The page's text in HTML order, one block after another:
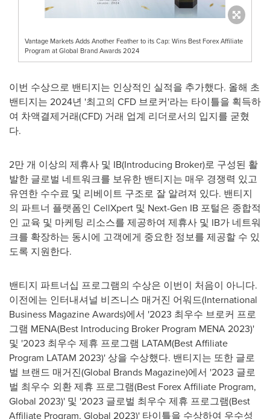
Vantage Markets Adds Another Feather to its Cap: Wins Best Forex Affiliate
Program at Global Brand Awards 2024
이번 수상으로 밴티지는 인상적인 실적을 추가했다. 올해 초
밴티지는 2024년 '최고의 CFD 브로커'라는 타이틀을 획득하
여 차액결제거래(CFD) 거래 업계 리더로서의 입지를 굳혔
다.
2만 개 이상의 제휴사 및 IB(Introducing Broker)로 구성된 활
발한 글로벌 네트워크를 보유한 밴티지는 매우 경쟁력 있고
유연한 수수료 및 리베이트 구조로 잘 알려져 있다. 밴티지
의 파트너 플랫폼인 CellXpert 및 Next-Gen IB 포털은 종합적
인 교육 및 마케팅 리소스를 제공하여 제휴사 및 IB가 네트워
크를 확장하는 동시에 고객에게 중요한 정보를 제공할 수 있
도록 지원한다.
밴티지 파트너십 프로그램의 수상은 이번이 처음이 아니다.
이전에는 인터내셔널 비즈니스 매거진 어워드(International
Business Magazine Awards)에서 '2023 최우수 브로커 프로
그램 MENA(Best Introducing Broker Program MENA 2023)'
및 '2023 최우수 제휴 프로그램 LATAM(Best Affiliate
Program LATAM 2023)' 상을 수상했다. 밴티지는 또한 글로
벌 브랜드 매거진(Global Brands Magazine)에서 '2023 글로
벌 최우수 외환 제휴 프로그램(Best Forex Affiliate Program,
Global 2023)' 및 '2023 글로벌 최우수 제휴 프로그램(Best
Affiliate Program, Global 2023)' 타이틀을 수상하여 우수성